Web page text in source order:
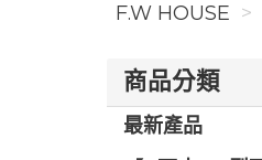
F.W HOUSE
商品分類
最新產品